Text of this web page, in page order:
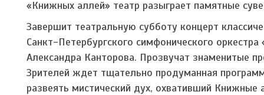
«Книжных аллей» театр разыграет памятные
Завершит театральную субботу концерт
Санкт-Петербургского симфонического
Александра Канторова. Прозвучат знаменитые
Зрителей ждет тщательно продуманная
развеять мистический дух, охвативший